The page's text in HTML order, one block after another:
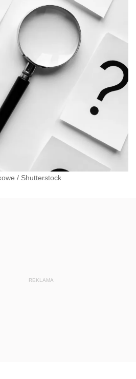
/ Shutterstock